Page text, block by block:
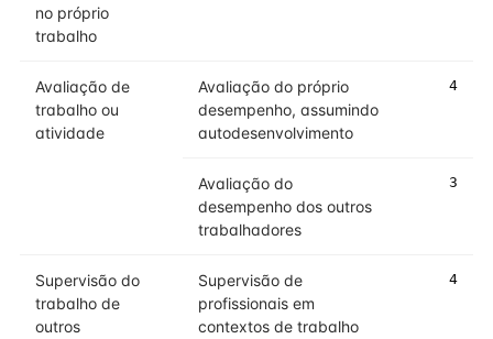
no próprio
trabalho
Avaliação de
trabalho ou
atividade
Avaliação do próprio
desempenho, assumindo
autodesenvolvimento
4
Avaliação do
desempenho dos outros
trabalhadores
3
Supervisão do
trabalho de
outros
Supervisão de
profissionais em
contextos de trabalho
4